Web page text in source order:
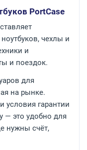
PortCase
чехлы и
и
и поездок.
для
на рынке.
условия гарантии
— это удобно для
нужны счёт,